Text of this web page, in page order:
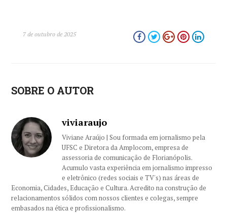
7 de outubro de 2025
SOBRE O AUTOR
viviaraujo
Viviane Araújo | Sou formada em jornalismo pela
UFSC e Diretora da Amplocom, empresa de
assessoria de comunicação de Florianópolis.
Acumulo vasta experiência em jornalismo impresso
e eletrônico (redes sociais e TV's) nas áreas de
Economia, Cidades, Educação e Cultura. Acredito na construção de
relacionamentos sólidos com nossos clientes e colegas, sempre
embasados na ética e profissionalismo.